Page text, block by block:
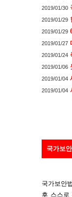
2019/01/30
2019/01/29
2019/01/29
2019/01/27
2019/01/24
2019/01/06
2019/01/04
2019/01/04
국가보
국가보안
후 스스로